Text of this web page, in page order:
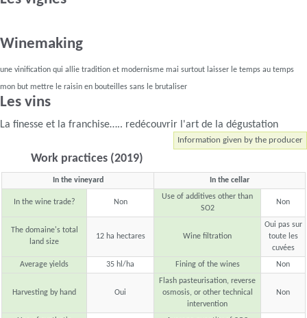
Winemaking
une vinification qui allie tradition et modernisme mai surtout laisser le temps au temps
mon but mettre le raisin en bouteilles sans le brutaliser
Les vins
La finesse et la franchise….. redécouvrir l'art de la dégustation
Information given by the producer
Work practices (2019)
In the vineyard In the cellar
In the wine trade? Non
Use of additives other than
SO2
Non
The domaine's total
land size
12 ha hectares Wine filtration
Oui pas sur
toute les
cuvées
Average yields
35 hl/ha Fining of the wines Non
Harvesting by hand Oui
Flash pasteurisation, reverse
osmosis, or other technical
intervention
Non